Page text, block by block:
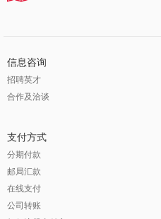
信息咨询
招聘英才
合作及洽谈
支付方式
分期付款
邮局汇款
在线支付
公司转账